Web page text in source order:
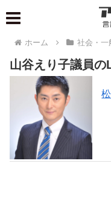
ホーム 社会・一
山谷えり子議員